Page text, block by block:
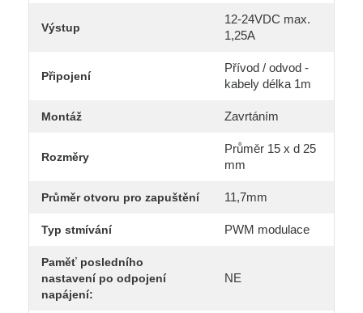
Výstup
12-24VDC max.
1,25A
Připojení
Přívod / odvod -
kabely délka 1m
Montáž Zavrtáním
Rozměry
Průměr 15 x d 25
mm
Průměr otvoru pro zapuštění 11,7mm
Typ stmívání PWM modulace
Paměť posledního
nastavení po odpojení
napájení:
NE